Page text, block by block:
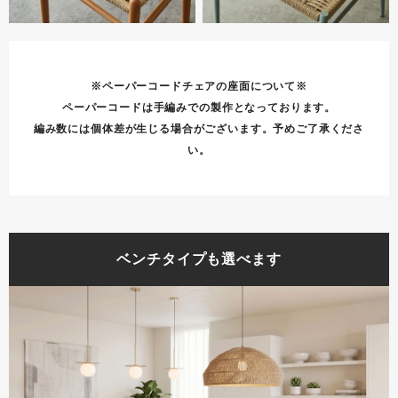
※ペーパーコードチェアの座面について※
ペーパーコードは手編みでの製作となっております。
編み数には個体差が生じる場合がございます。予めご了承くださ
い。
ベンチタイプも選べます